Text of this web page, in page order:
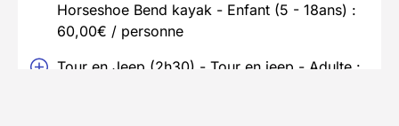
Horseshoe Bend kayak - Enfant (5 - 18ans) :
60,00€ / personne
Tour en Jeep (2h30) - Tour en jeep - Adulte :